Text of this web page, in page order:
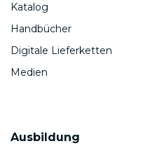
Katalog
Handbücher
Digitale Lieferketten
Medien
Ausbildung